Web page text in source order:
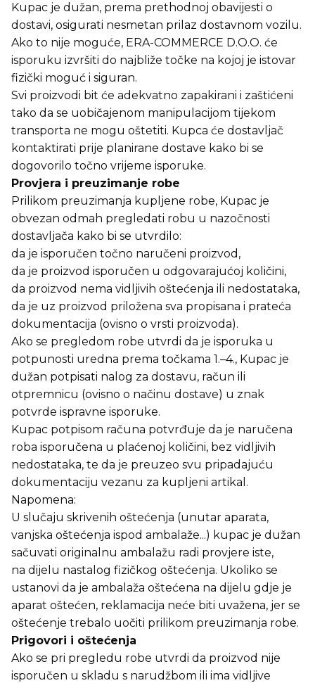
Kupac je dužan, prema prethodnoj obavijesti o
dostavi, osigurati nesmetan prilaz dostavnom vozilu.
Ako to nije moguće, ERA-COMMERCE D.O.O. će
isporuku izvršiti do najbliže točke na kojoj je istovar
fizički moguć i siguran.
Svi proizvodi bit će adekvatno zapakirani i zaštićeni
tako da se uobičajenom manipulacijom tijekom
transporta ne mogu oštetiti. Kupca će dostavljač
kontaktirati prije planirane dostave kako bi se
dogovorilo točno vrijeme isporuke.
Provjera i preuzimanje robe
Prilikom preuzimanja kupljene robe, Kupac je
obvezan odmah pregledati robu u nazočnosti
dostavljača kako bi se utvrdilo:
da je isporučen točno naručeni proizvod,
da je proizvod isporučen u odgovarajućoj količini,
da proizvod nema vidljivih oštećenja ili nedostataka,
da je uz proizvod priložena sva propisana i prateća
dokumentacija (ovisno o vrsti proizvoda).
Ako se pregledom robe utvrdi da je isporuka u
potpunosti uredna prema točkama 1.–4., Kupac je
dužan potpisati nalog za dostavu, račun ili
otpremnicu (ovisno o načinu dostave) u znak
potvrde ispravne isporuke.
Kupac potpisom računa potvrđuje da je naručena
roba isporučena u plaćenoj količini, bez vidljivih
nedostataka, te da je preuzeo svu pripadajuću
dokumentaciju vezanu za kupljeni artikal.
Napomena:
U slučaju skrivenih oštećenja (unutar aparata,
vanjska oštećenja ispod ambalaže...) kupac je dužan
sačuvati originalnu ambalažu radi provjere iste,
na dijelu nastalog fizičkog oštećenja. Ukoliko se
ustanovi da je ambalaža oštećena na dijelu gdje je
aparat oštećen, reklamacija neće biti uvažena, jer se
oštećenje trebalo uočiti prilikom preuzimanja robe.
Prigovori i oštećenja
Ako se pri pregledu robe utvrdi da proizvod nije
isporučen u skladu s narudžbom ili ima vidljive